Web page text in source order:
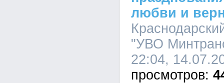
любви и
"УВО
22:04,